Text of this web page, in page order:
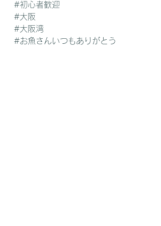
#初心者歓迎
#大阪
#大阪湾
#お魚さんいつもありがとう